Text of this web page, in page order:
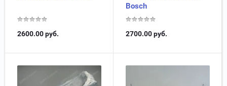
2600.00руб.
Bosch
2700.00руб.